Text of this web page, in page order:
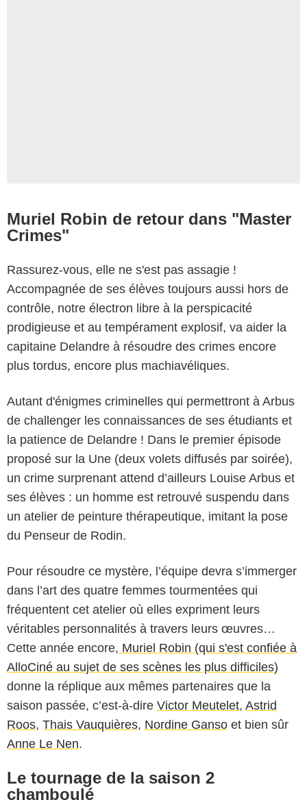
Muriel Robin de retour dans "Master
Crimes"
Rassurez-vous, elle ne s'est pas assagie !
Accompagnée de ses élèves toujours aussi hors de
contrôle, notre électron libre à la perspicacité
prodigieuse et au tempérament explosif, va aider la
capitaine Delandre à résoudre des crimes encore
plus tordus, encore plus machiavéliques.
Autant d'énigmes criminelles qui permettront à Arbus
de challenger les connaissances de ses étudiants et
la patience de Delandre ! Dans le premier épisode
proposé sur la Une (deux volets diffusés par soirée),
un crime surprenant attend d’ailleurs Louise Arbus et
ses élèves : un homme est retrouvé suspendu dans
un atelier de peinture thérapeutique, imitant la pose
du Penseur de Rodin.
Pour résoudre ce mystère, l’équipe devra s’immerger
dans l’art des quatre femmes tourmentées qui
fréquentent cet atelier où elles expriment leurs
véritables personnalités à travers leurs œuvres…
Cette année encore, Muriel Robin (qui s'est confiée à
AlloCiné au sujet de ses scènes les plus difficiles)
donne la réplique aux mêmes partenaires que la
saison passée, c’est-à-dire Victor Meutelet, Astrid
Roos, Thais Vauquières, Nordine Ganso et bien sûr
Anne Le Nen.
Le tournage de la saison 2
chamboulé